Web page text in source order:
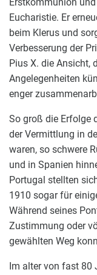
Eucharistie. Er
beim Klerus und
Verbesserung der
Pius X. die Ansicht,
Angelegenheiten
enger
So groß die Erfolge
der Vermittlung in
waren, so schwere
und in Spanien
Portugal stellten
1910 sogar für
Während seines
Zustimmung oder
gewählten Weg
Im alter von fast 80